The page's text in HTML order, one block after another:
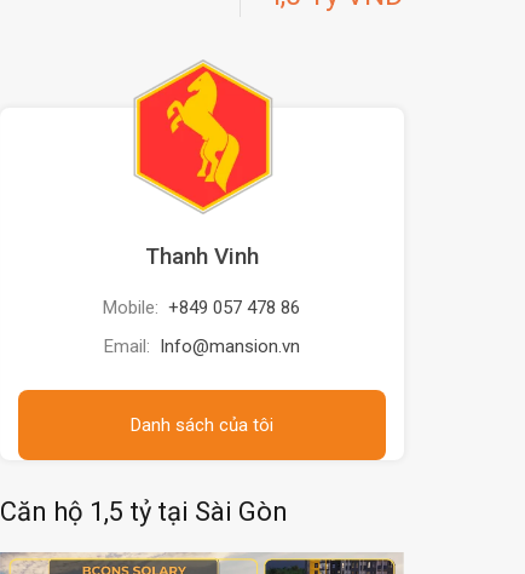
Thanh Vinh
Mobile: +849 057 478 86
Email: Info@mansion.vn
Danh sách của tôi
Căn hộ 1,5 tỷ tại Sài Gòn